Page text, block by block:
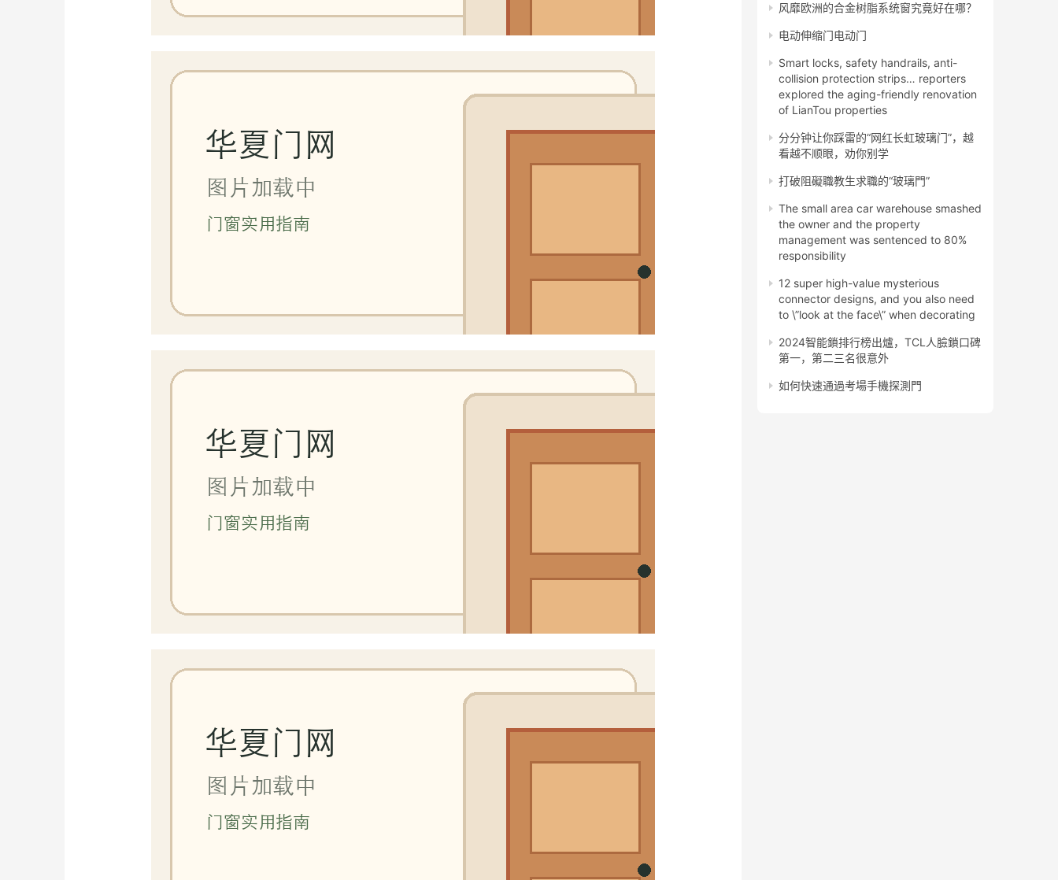
风靡欧洲的合金树脂系统窗究竟好在哪？
电动伸缩门电动门
Smart locks, safety handrails, anti-
collision protection strips… reporters
explored the aging-friendly renovation
of LianTou properties
分分钟让你踩雷的“网红长虹玻璃门”，越
看越不顺眼，劝你别学
打破阻礙職教生求職的“玻璃門”
The small area car warehouse smashed
the owner and the property
management was sentenced to 80%
responsibility
12 super high-value mysterious
connector designs, and you also need
to \”look at the face\” when decorating
2024智能鎖排行榜出爐，TCL人臉鎖口碑
第一，第二三名很意外
如何快速通過考場手機探測門